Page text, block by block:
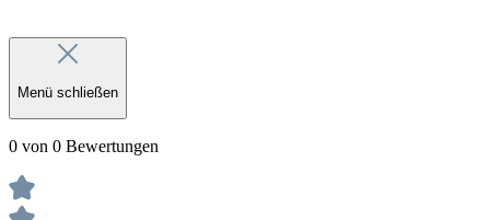
Menü schließen
0 von 0 Bewertungen